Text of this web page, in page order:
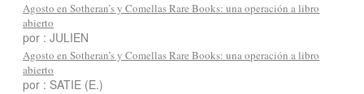
Agosto en Sotheran’s y Comellas Rare Books: una operación a libro
abierto
por : JULIEN
Agosto en Sotheran’s y Comellas Rare Books: una operación a libro
abierto
por : SATIE (E.)